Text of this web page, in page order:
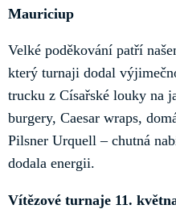
Mauriciup
Velké poděkování patří
který turnaji dodal
trucku z Císařské louky na
burgery, Caesar wraps,
Pilsner Urquell – chutná
dodala energii.
Vítězové turnaje 11.